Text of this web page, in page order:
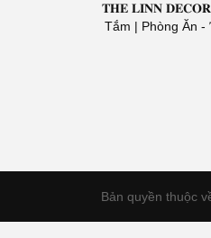
𝐓𝐇𝐄 𝐋𝐈𝐍𝐍 𝐃𝐄𝐂𝐎𝐑 |
Tắm | Phòng Ăn -
Bản quyền thuộc